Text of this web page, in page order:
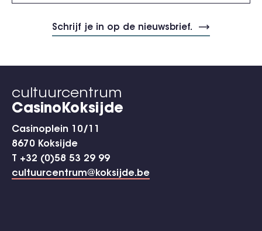
cultuurcentrum
CasinoKoksijde
Casinoplein 10/11
8670 Koksijde
T +32 (0)58 53 29 99
cultuurcentrum@koksijde.be